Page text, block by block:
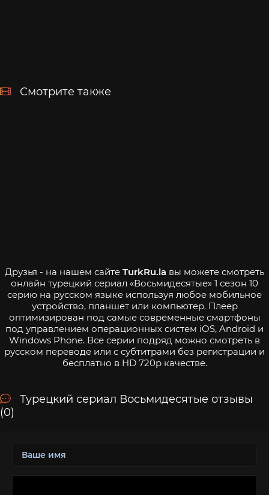
Смотрите также
Друзья - на нашем сайте TurkRu.la вы можете смотреть
онлайн турецкий сериал «Восьмидесятые» 1 сезон 10
серию на русском языке используя любое мобильное
устройство, планшет или компьютер. Плеер
оптимизирован под самые современные смартфоны
под управлением операционных систем iOS, Android и
Windows Phone. Все серии подряд можно смотреть в
русском переводе или с субтитрами без регистрации и
бесплатно в HD 720p качестве.
Турецкий сериал Восьмидесятые отзывы
(0)